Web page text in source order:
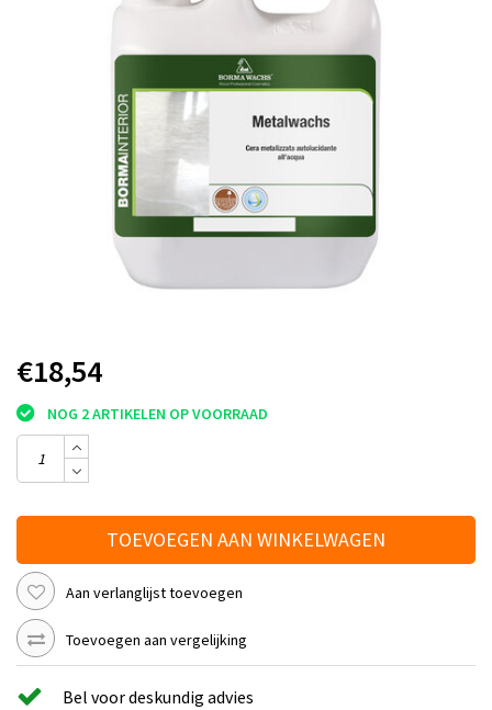
€18,54
NOG 2 ARTIKELEN OP VOORRAAD
TOEVOEGEN AAN WINKELWAGEN
Aan verlanglijst toevoegen
Toevoegen aan vergelijking
Bel voor deskundig advies